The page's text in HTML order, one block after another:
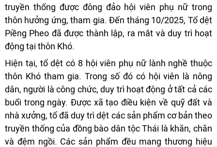
truyền thống được đông đảo hội viên phụ nữ trong
thôn hưởng ứng, tham gia. Đến tháng 10/2025, Tổ dệt
Piềng Pheo đã được thành lập, ra mắt và duy trì hoạt
động tại thôn Khó.
Hiện tại, tổ dệt có 8 hội viên phụ nữ lành nghề thuộc
thôn Khó tham gia. Trong số đó có hội viên là nông
dân, người là công chức, duy trì hoạt động ở tất cả các
buổi trong ngày. Được xã tạo điều kiện về quỹ đất và
nhà xưởng, tổ đã duy trì dệt các sản phẩm cơ bản theo
truyền thống của đồng bào dân tộc Thái là khăn, chăn
và đệm ngồi. Các sản phẩm đều mang thương hiệu